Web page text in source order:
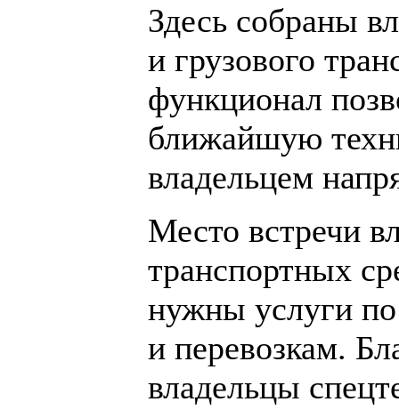
Здесь собраны
и грузового
функционал
ближайшую
владельцем
Место встречи
транспортных
нужны услуги по
и перевозкам.
владельцы